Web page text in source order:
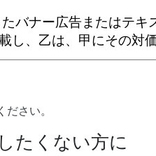
ださい。
たくない方に